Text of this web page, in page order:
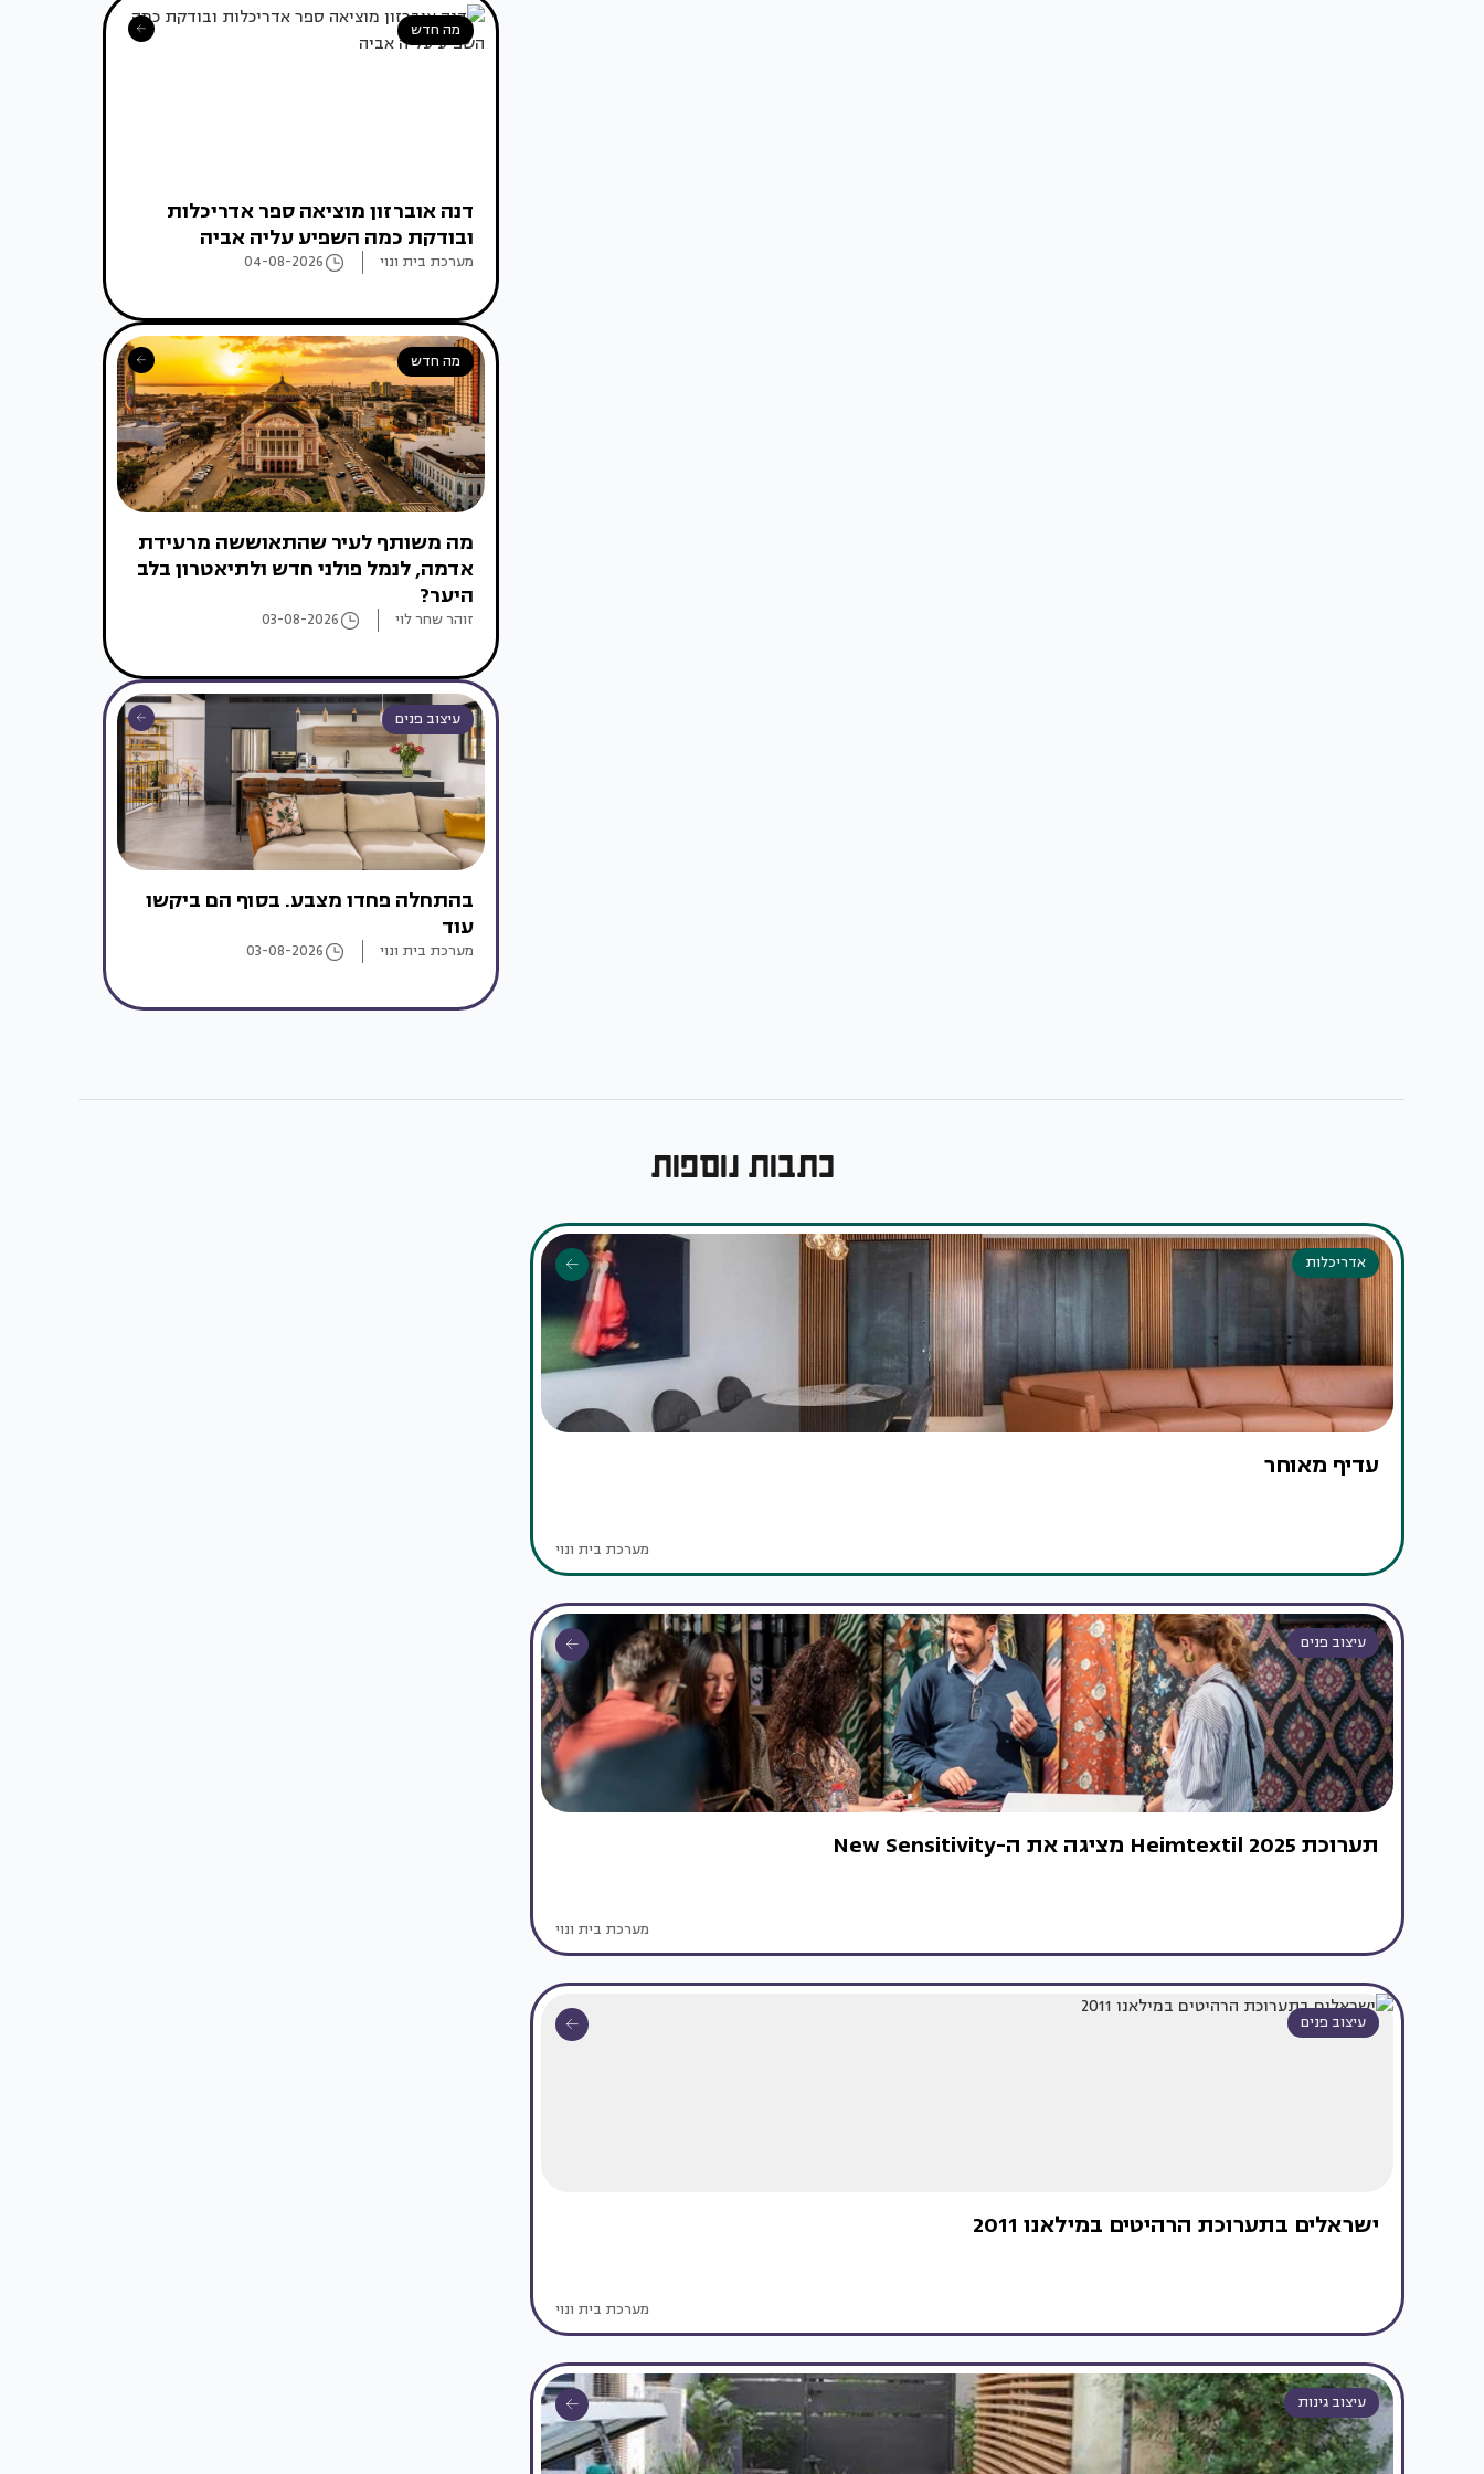
מה חדש
דנה אוברזון מוציאה ספר אדריכלות
ובודקת כמה השפיע עליה אביה
מערכת בית ונוי 04-08-2026
מה חדש
מה משותף לעיר שהתאוששה מרעידת
אדמה, לנמל פולני חדש ולתיאטרון בלב
היער?
זוהר שחר לוי 03-08-2026
עיצוב פנים
בהתחלה פחדו מצבע. בסוף הם ביקשו
עוד
מערכת בית ונוי 03-08-2026
כתבות נוספות
אדריכלות
עדיף מאוחר
מערכת בית ונוי
עיצוב פנים
תערוכת Heimtextil 2025 מציגה את ה-New Sensitivity
מערכת בית ונוי
עיצוב פנים
ישראלים בתערוכת הרהיטים במילאנו 2011
מערכת בית ונוי
עיצוב גינות